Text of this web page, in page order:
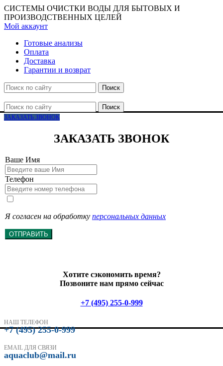
СИСТЕМЫ ОЧИСТКИ ВОДЫ ДЛЯ БЫТОВЫХ И
ПРОИЗВОДСТВЕННЫХ ЦЕЛЕЙ
Мой аккаунт
Готовые анализы
Оплата
Доставка
Гарантии и возврат
Поиск
Поиск
ЗАКАЗАТЬ ЗВОНОК
ЗАКАЗАТЬ ЗВОНОК
Ваше Имя
Телефон
Я согласен на обработку персональных данных
ОТПРАВИТЬ
Хотите сэкономить время?
Позвоните нам прямо сейчас
+7 (495) 255-0-999
НАШ ТЕЛЕФОН
+7 (495) 255-0-999
EMAIL ДЛЯ СВЯЗИ
aquaclub@mail.ru